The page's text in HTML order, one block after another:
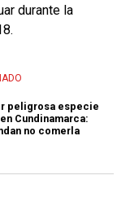
durante la
peligrosa especie
Cundinamarca:
no comerla